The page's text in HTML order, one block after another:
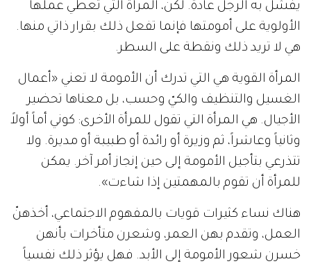
يفشل به الرجل عادة. لكن، المرأة التي تعطي عملها
الأولوية على أمومتها فإنما تفعل ذلك بقرار ذاتي منها.
هي لا تريد ذلك ونقطة على السطر.
المرأة القوية هي التي تدرك أن الأمومة لا تعني «أعمال
الغسيل والتنظيف والكيّ وحسب، بل معناها تحضير
الأجيال. هي المرأة التي تقول للمرأة الأخرى: كوني أماً أولاً
وثانياً وعاشراً، ثم وزيرة أو رائدة أو طبيبة أو مديرة. ولا
تتذرعي بتأجيل الأمومة إلى حين إنجاز أمر آخر. يمكن
للمرأة أن تقوم بالمهمتين إذا شاءت».
هناك نساء كثيرات قويات بالمفهوم الاجتماعي، أخذهنّ
العمل، وتقدم بهن العمر، وشعرن متأخرات بأنهن
خسرن شعور الأمومة إلى الأبد. فهل يؤثر ذلك نفسياً